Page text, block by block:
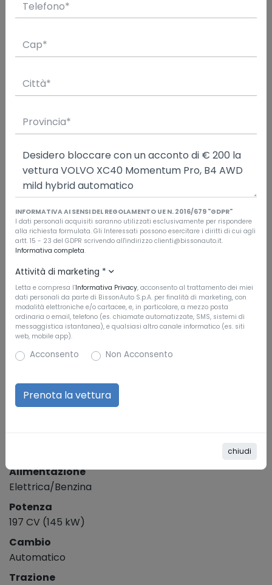
PREZZO
€34.000
Richiedi un preventivo
CARATTERISTICHE
Tipo di veicolo
Usata
Immatricolazione
3/2021
Chilometraggio
58.800
Garanzia
Carrozzeria
SUV, 5 porte, 5 posti
Colore esterno
Nero
571776
SPECIFICHE TECNICHE
Alimentazione
Elettrica/Benzina
Potenza
197 CV (145 kW)
Cambio
Automatico
Trazione
INFORMATIVA AI SENSI DEL REGOLAMENTO UE N. 2016/679 "GDPR"
I dati personali acquisiti saranno utilizzati esclusivamente per rispondere
alla richiesta formulata. Gli Interessati possono esercitare i diritti di cui agli
artt. 15 - 23 del GDPR scrivendo all'indirizzo clienti@bissonauto.it.
Informativa completa.
Attività di marketing *
Letta e compresa l’Informativa Privacy, acconsento al trattamento dei miei
dati personali da parte di BissonAuto S.p.A. per finalità di marketing, con
modalità elettroniche e/o cartacee, e, in particolare, a mezzo posta
ordinaria o email, telefono (es. chiamate automatizzate, SMS, sistemi di
messaggistica istantanea), e qualsiasi altro canale informatico (es. siti
web, mobile app).
Acconsento Non Acconsento
chiudi